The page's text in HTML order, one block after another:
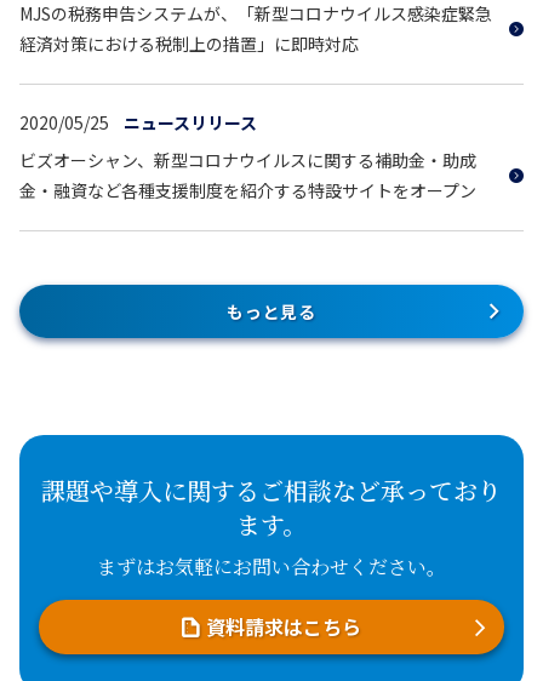
MJSの税務申告システムが、「新型コロナウイルス感染症緊急
経済対策における税制上の措置」に即時対応
2020/05/25
ニュースリリース
ビズオーシャン、新型コロナウイルスに関する補助金・助成
金・融資など各種支援制度を紹介する特設サイトをオープン
もっと見る
課題や導入に関するご相談など承っており
ます。
まずはお気軽にお問い合わせください。
資料請求はこちら